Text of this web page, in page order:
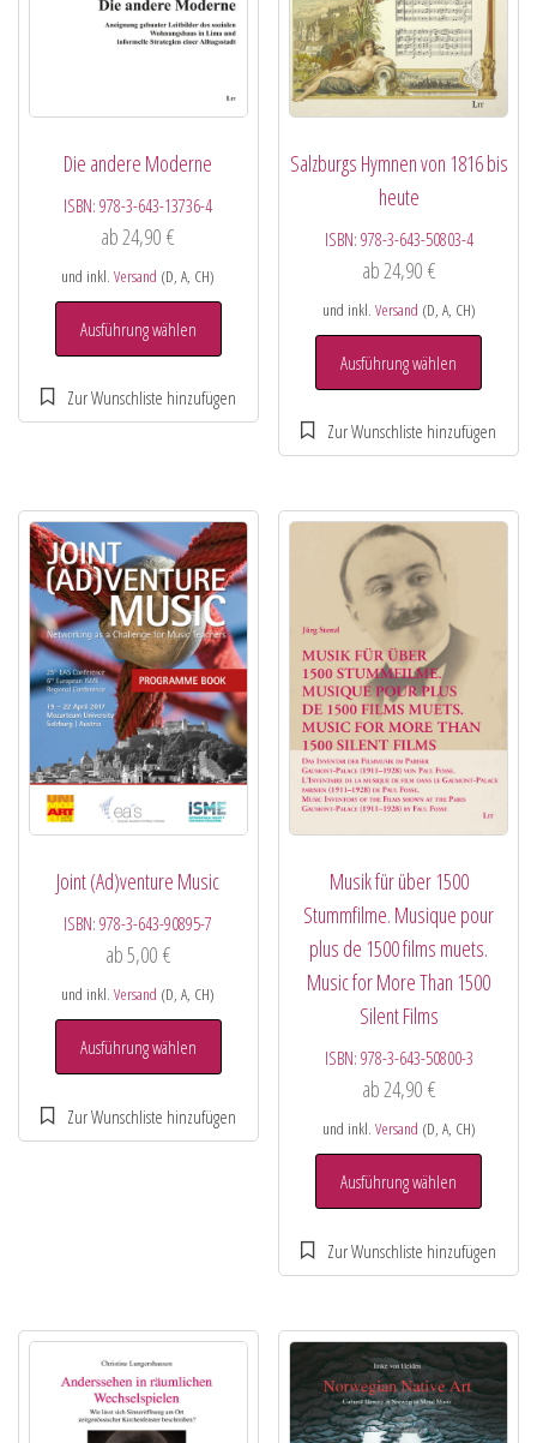
Die andere Moderne
ISBN:978-3-643-13736-4
ab24,90€
und inkl.Versand (D, A, CH)
Ausführung wählen
Salzburgs Hymnen von 1816 bis
heute
ISBN: 978-3-643-50803-4
ab24,90 €
und inkl. Versand (D, A, CH)
Ausführung wählen
Joint (Ad)venture Music
ISBN:978-3-643-90895-7
ab5,00 €
und inkl.Versand (D, A, CH)
Ausführung wählen
Musik für über 1500
Stummfilme. Musique pour
plus de 1500 films muets.
Music for More Than 1500
Silent Films
ISBN: 978-3-643-50800-3
ab24,90 €
und inkl. Versand (D, A, CH)
Ausführung wählen